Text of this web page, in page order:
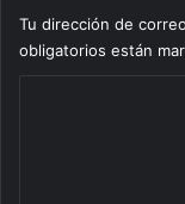
Tu dirección de
obligatorios están